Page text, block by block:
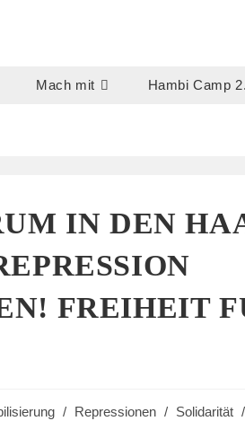
Mach mit Hambi Camp
IN DEN
FREIHEIT
/ Repressionen / Solidarität /